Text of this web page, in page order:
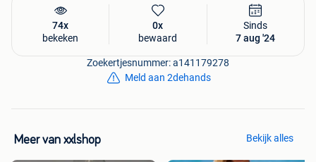
-Google pay
Graag contact?
Voor eventuele vragen/opmerkingen kunt u de FAQ
raadplegen en/of contact met ons opnemen via de
Met vriendelijke groeten,
74x
bekeken
0x
bewaard
Sinds
7 aug '24
Zoekertjesnummer: a141179278
Meld aan 2dehands
Meer van xxlshop Bekijk alles